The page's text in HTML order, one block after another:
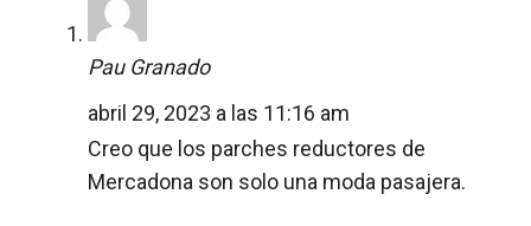
Pau Granado
abril 29, 2023 a las 11:16 am
Creo que los parches reductores de
Mercadona son solo una moda pasajera.